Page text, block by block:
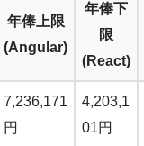
年俸上限
(Angular)
年俸下
限
(React)
7,236,171
円
4,203,1
01円